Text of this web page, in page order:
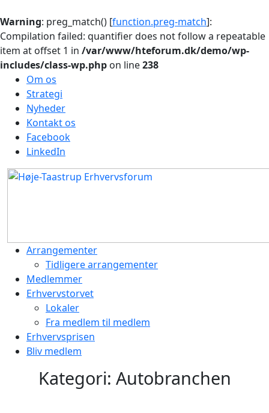
Warning: preg_match() [function.preg-match]:
Compilation failed: quantifier does not follow a repeatable
item at offset 1 in /var/www/hteforum.dk/demo/wp-
includes/class-wp.php on line238
Om os
Strategi
Nyheder
Kontakt os
Facebook
LinkedIn
Arrangementer
Tidligere arrangementer
Medlemmer
Erhvervstorvet
Lokaler
Fra medlem til medlem
Erhvervsprisen
Bliv medlem
Kategori: Autobranchen